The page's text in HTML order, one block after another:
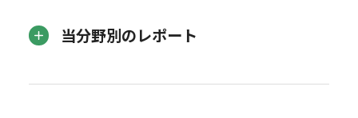
当分野別のレポート